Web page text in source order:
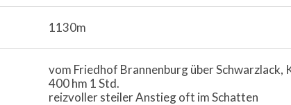
1130m
vom Friedhof Brannenburg über
400 hm 1 Std.
reizvoller steiler Anstieg oft im Schatten